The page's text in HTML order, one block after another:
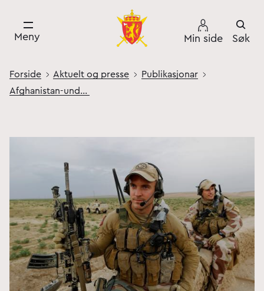
Meny Min side Søk
Forside Aktuelt og presse
Publikasjonar
Afghanistan-undersøkelsen 2020